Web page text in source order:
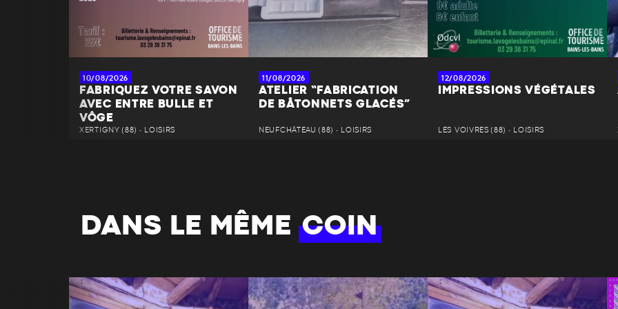
10/08/2026
FABRIQUEZ VOTRE SAVON
AVEC ENTRE BULLE ET
VÔGE
XERTIGNY (88) • LOISIRS
11/08/2026
ATELIER “FABRICATION
DE BÂTONNETS GLACÉS”
NEUFCHÂTEAU (88) • LOISIRS
12/08/2026
IMPRESSIONS VÉGÉTALES
LES VOIVRES (88) • LOISIRS
DANS LE MÊMECOIN